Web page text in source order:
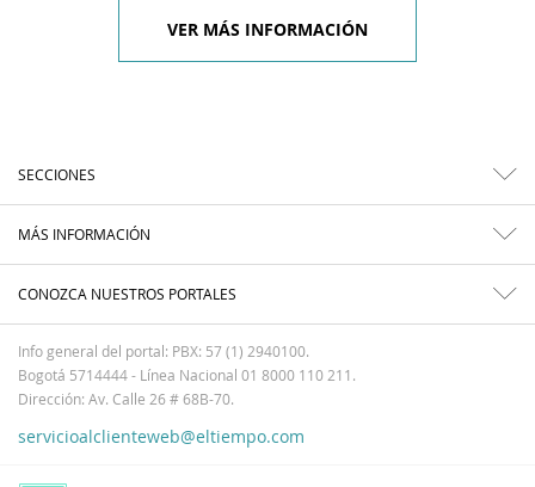
VER MÁS INFORMACIÓN
SECCIONES
MÁS INFORMACIÓN
CONOZCA NUESTROS PORTALES
Info general del portal: PBX: 57 (1) 2940100.
Bogotá 5714444 - Línea Nacional 01 8000 110 211.
Dirección: Av. Calle 26 # 68B-70.
servicioalclienteweb@eltiempo.com